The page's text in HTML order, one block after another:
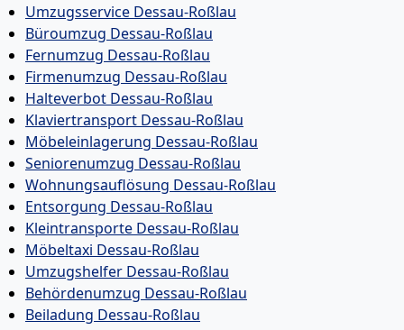
Umzugsservice Dessau-Roßlau
Büroumzug Dessau-Roßlau
Fernumzug Dessau-Roßlau
Firmenumzug Dessau-Roßlau
Halteverbot Dessau-Roßlau
Klaviertransport Dessau-Roßlau
Möbeleinlagerung Dessau-Roßlau
Seniorenumzug Dessau-Roßlau
Wohnungsauflösung Dessau-Roßlau
Entsorgung Dessau-Roßlau
Kleintransporte Dessau-Roßlau
Möbeltaxi Dessau-Roßlau
Umzugshelfer Dessau-Roßlau
Behördenumzug Dessau-Roßlau
Beiladung Dessau-Roßlau